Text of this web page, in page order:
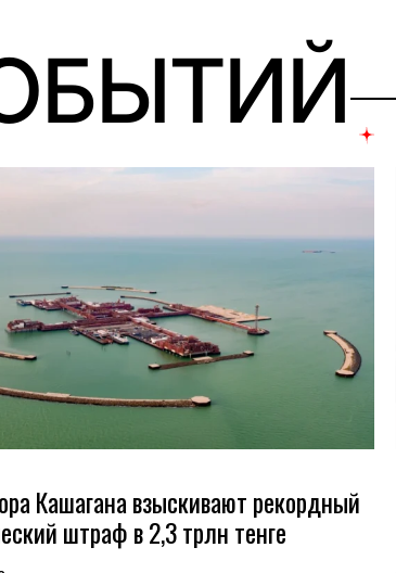
Кашагана взыскивают рекордный
штраф в 2,3 трлн тенге